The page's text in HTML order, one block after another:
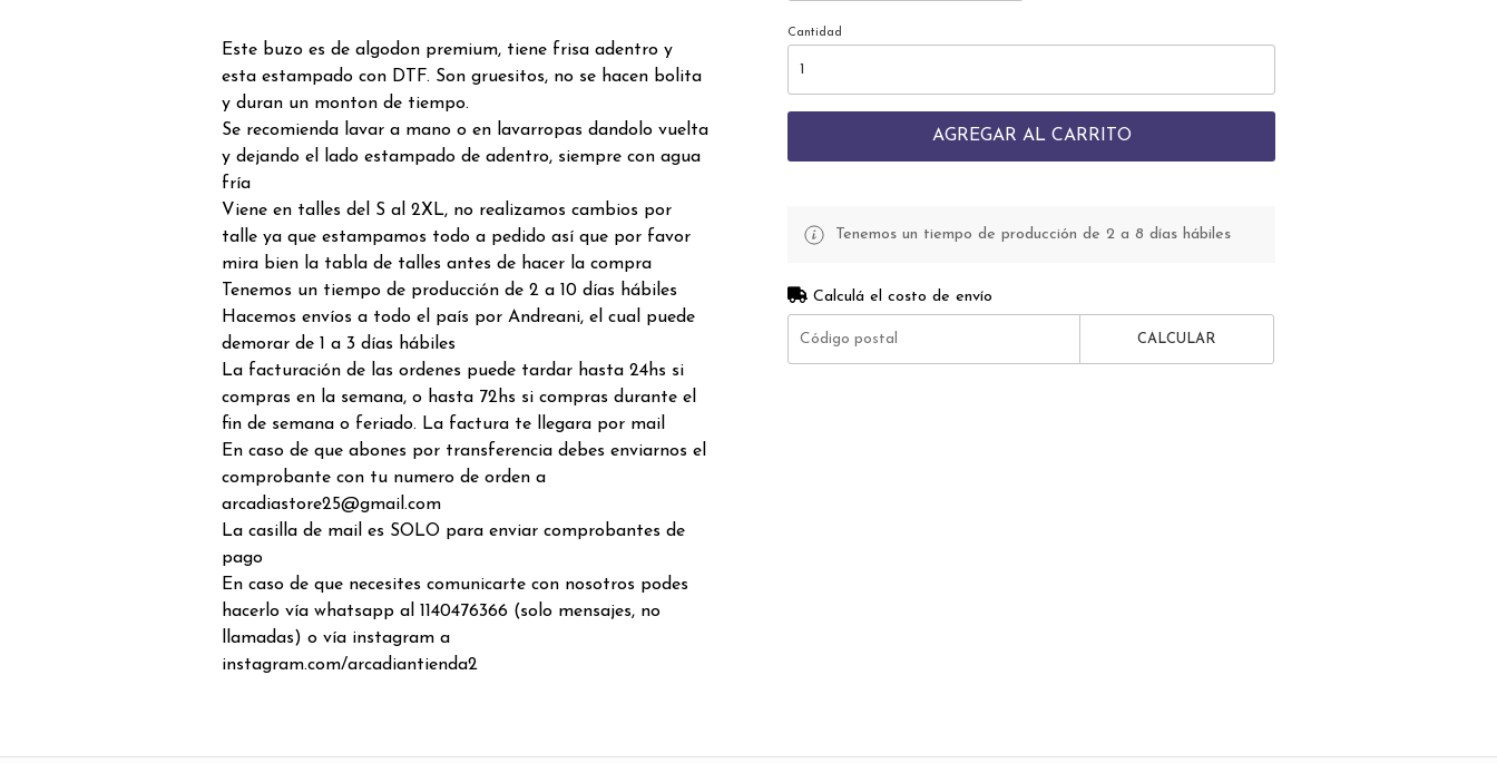
Este buzo es de algodon premium, tiene frisa adentro y
esta estampado con DTF. Son gruesitos, no se hacen bolita
y duran un monton de tiempo.
Se recomienda lavar a mano o en lavarropas dandolo vuelta
y dejando el lado estampado de adentro, siempre con agua
fría
Viene en talles del S al 2XL, no realizamos cambios por
talle ya que estampamos todo a pedido así que por favor
mira bien la tabla de talles antes de hacer la compra
Tenemos un tiempo de producción de 2 a 10 días hábiles
Hacemos envíos a todo el país por Andreani, el cual puede
demorar de 1 a 3 días hábiles
La facturación de las ordenes puede tardar hasta 24hs si
compras en la semana, o hasta 72hs si compras durante el
fin de semana o feriado. La factura te llegara por mail
En caso de que abones por transferencia debes enviarnos el
comprobante con tu numero de orden a
arcadiastore25@gmail.com
La casilla de mail es SOLO para enviar comprobantes de
pago
En caso de que necesites comunicarte con nosotros podes
hacerlo vía whatsapp al 1140476366 (solo mensajes, no
llamadas) o vía instagram a
instagram.com/arcadiantienda2
Cantidad
AGREGAR AL CARRITO
Tenemos un tiempo de producción de 2 a 8 días hábiles
Calculá el costo de envío
CALCULAR